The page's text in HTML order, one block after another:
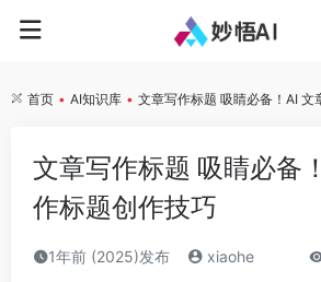
首页 • AI知识库 • 文章写作标题 吸睛必备！AI 文
文章写作标题 吸睛必备
作标题创作技巧
1年前 (2025)发布 xiaohe